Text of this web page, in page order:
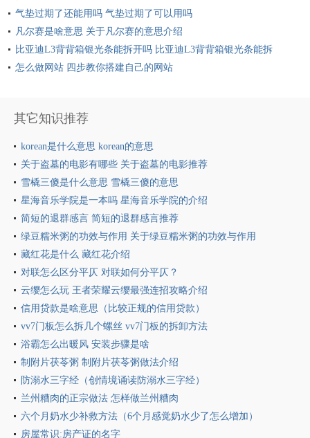
气垫过期了还能用吗 气垫过期了可以用吗
凡尔赛是啥意思 关于凡尔赛的意思介绍
比亚迪L3背背箱银光条能拆开吗 比亚迪L3背背箱银光条能拆
开
怎么做网站 四步教你搭建自己的网站
其它知识推荐
korean是什么意思 korean的意思
关于盗墓的电影有哪些 关于盗墓的电影推荐
雪橇三傻是什么意思 雪橇三傻的意思
星海音乐学院是一本吗 星海音乐学院的介绍
简短的退群感言 简短的退群感言推荐
绿豆糯米粥的功效与作用 关于绿豆糯米粥的功效与作用
藏红花是什么 藏红花介绍
对联怎么区分平仄 对联如何分平仄？
云缨怎么玩 王者荣耀云缨最强连招攻略介绍
信用贷款是啥意思（比较正规的信用贷款）
vv7门板怎么拆几个螺丝 vv7门板的拆卸方法
浴霸怎么出暖风 安装步骤是啥
制附片茯苓粥 制附片茯苓粥做法介绍
防溺水三字经（创情境诵读防溺水三字经）
兰州糟肉的正宗做法 怎样做兰州糟肉
六个月奶水少补救方法（6个月感觉奶水少了怎么增加）
房屋常识:房产证的名字